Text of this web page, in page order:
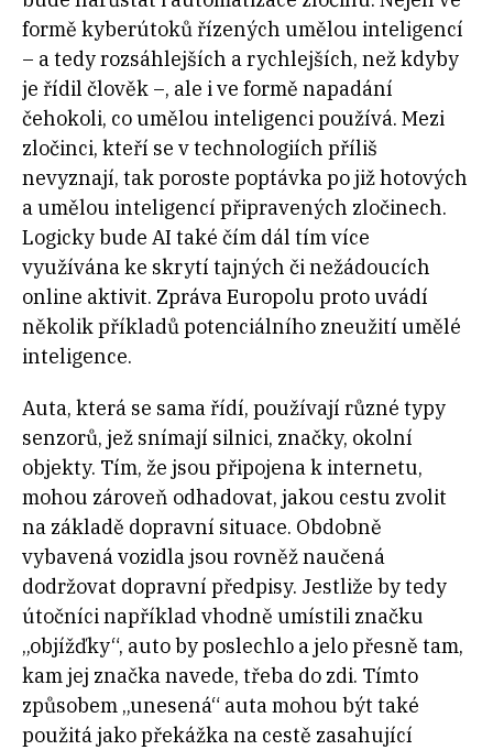
formě kyberútoků řízených umělou inteligencí
– a tedy rozsáhlejších a rychlejších, než kdyby
je řídil člověk –, ale i ve formě napadání
čehokoli, co umělou inteligenci používá. Mezi
zločinci, kteří se v technologiích příliš
nevyznají, tak poroste poptávka po již hotových
a umělou inteligencí připravených zločinech.
Logicky bude AI také čím dál tím více
využívána ke skrytí tajných či nežádoucích
online aktivit. Zpráva Europolu proto uvádí
několik příkladů potenciálního zneužití umělé
inteligence.
Auta, která se sama řídí, používají různé typy
senzorů, jež snímají silnici, značky, okolní
objekty. Tím, že jsou připojena k internetu,
mohou zároveň odhadovat, jakou cestu zvolit
na základě dopravní situace. Obdobně
vybavená vozidla jsou rovněž naučená
dodržovat dopravní předpisy. Jestliže by tedy
útočníci například vhodně umístili značku
„objížďky“, auto by poslechlo a jelo přesně tam,
kam jej značka navede, třeba do zdi. Tímto
způsobem „unesená“ auta mohou být také
použitá jako překážka na cestě zasahující